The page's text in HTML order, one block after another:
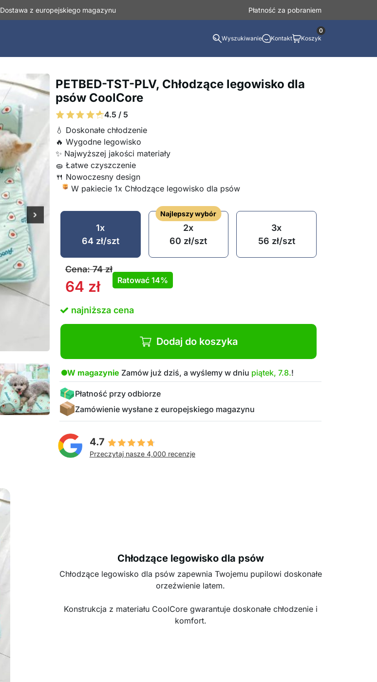
Dostawa z europejskiego magazynu Płatność za pobraniem
Wyszukiwanie Kontakt Koszyk
0
PETBED-TST-PLV, Chłodzące legowisko dla
psów CoolCore
4.5 / 5
💧 Doskonałe chłodzenie
🔥 Wygodne legowisko
✨ Najwyższej jakości materiały
🧽 Łatwe czyszczenie
🍴 Nowoczesny design
W pakiecie 1x Chłodzące legowisko dla psów
1x
64 zł/szt
Najlepszy wybór
2x
60 zł/szt
3x
56 zł/szt
Cena:74zł
64 zł Ratować 14%
najniższa cena
Dodaj do koszyka
W magazynie Zamów już dziś, a wyślemy w dniu piątek, 7.8.!
Płatność przy odbiorze
Zamówienie wysłane z europejskiego magazynu
4.7
Przeczytaj nasze 4,000 recenzje
Chłodzące legowisko dla psów
Chłodzące legowisko dla psów zapewnia Twojemu pupilowi doskonałe
orzeźwienie latem.
Konstrukcja z materiału CoolCore gwarantuje doskonałe chłodzenie i
komfort.